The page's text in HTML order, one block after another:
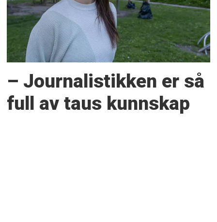
– Journalistikken er så
full av taus kunnskap